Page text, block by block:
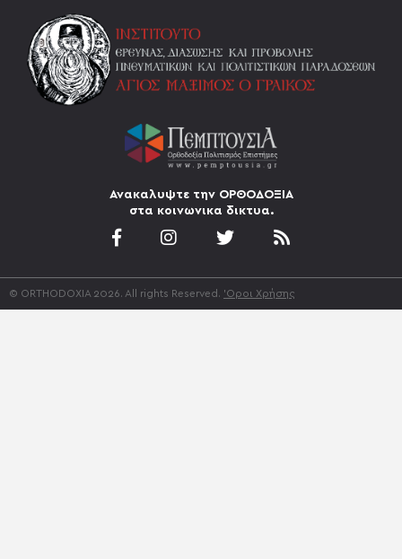
Ανακαλυψτε την ΟΡΘΟΔΟΞΙΑ
στα κοινωνικα δικτυα.
© ORTHODOXIA 2026. All rights Reserved. 'Οροι Χρήσης